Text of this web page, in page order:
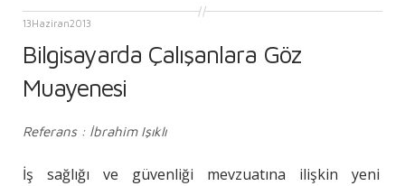
13Haziran2013
Bilgisayarda Çalışanlara Göz
Muayenesi
Referans : İbrahim Işıklı
İş sağlığı ve güvenliği mevzuatına ilişkin yeni